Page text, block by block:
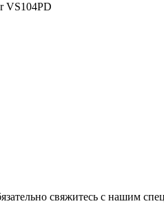
VS104PD
свяжитесь с нашим